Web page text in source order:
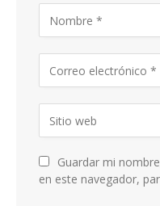
Guardar mi
en este navegador,